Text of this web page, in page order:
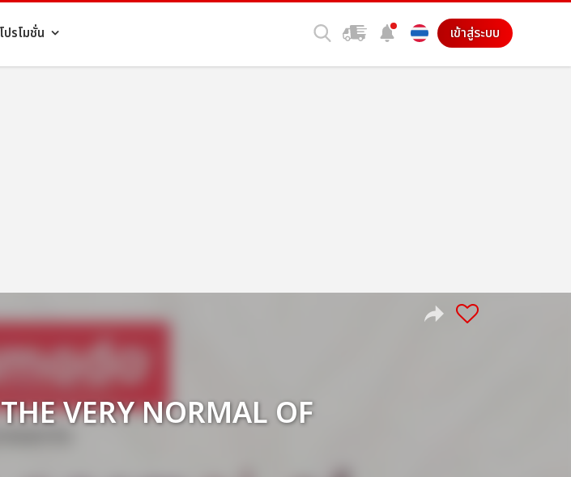
โปรโมชั่น เข้าสู่ระบบ
VERY NORMAL OF